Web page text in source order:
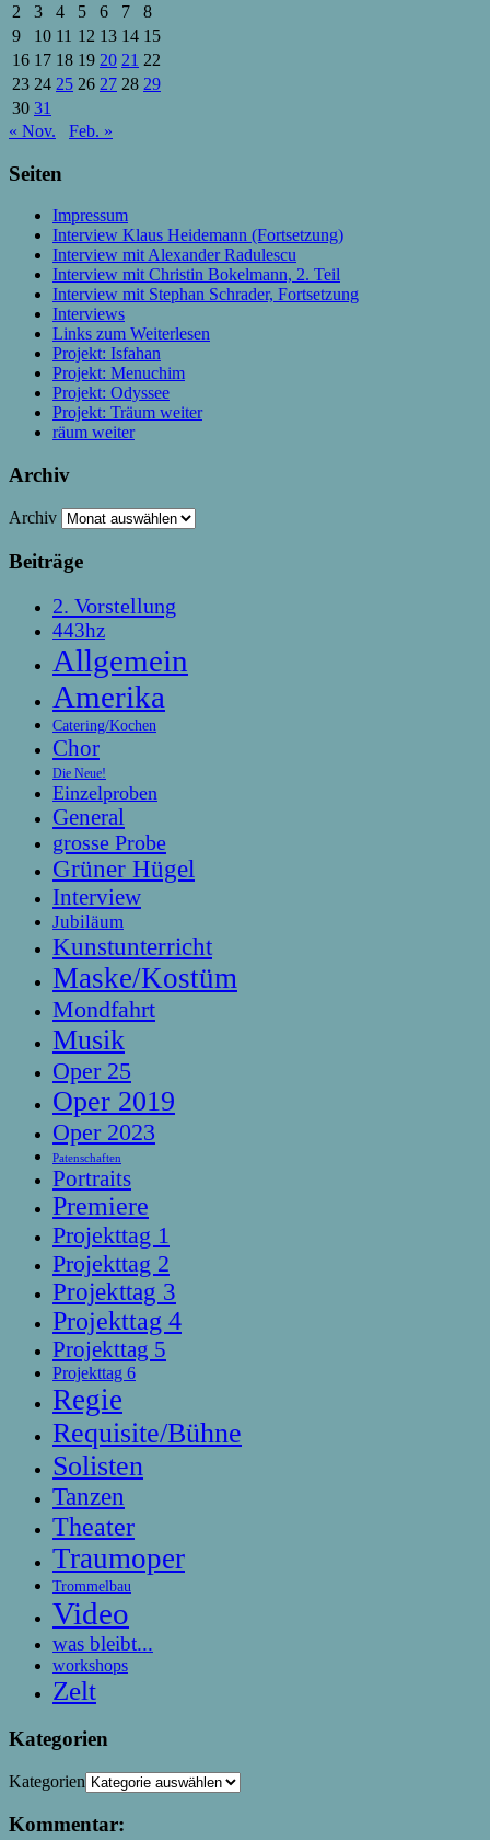
2
3 4 5 6 7
8
9
10 11 12 13 14 15
16 17 18 19 20 21 22
23 24 25 26 27 28 29
30 31
« Nov.
Feb. »
Seiten
Impressum
Interview Klaus Heidemann (Fortsetzung)
Interview mit Alexander Radulescu
Interview mit Christin Bokelmann, 2. Teil
Interview mit Stephan Schrader, Fortsetzung
Interviews
Links zum Weiterlesen
Projekt: Isfahan
Projekt: Menuchim
Projekt: Odyssee
Projekt: Träum weiter
räum weiter
Archiv
Archiv
Beiträge
2. Vorstellung
443hz
Allgemein
Amerika
Catering/Kochen
Chor
Die Neue!
Einzelproben
General
grosse Probe
Grüner Hügel
Interview
Jubiläum
Kunstunterricht
Maske/Kostüm
Mondfahrt
Musik
Oper 25
Oper 2019
Oper 2023
Patenschaften
Portraits
Premiere
Projekttag 1
Projekttag 2
Projekttag 3
Projekttag 4
Projekttag 5
Projekttag 6
Regie
Requisite/Bühne
Solisten
Tanzen
Theater
Traumoper
Trommelbau
Video
was bleibt...
workshops
Zelt
Kategorien
Kategorien
Kommentar: